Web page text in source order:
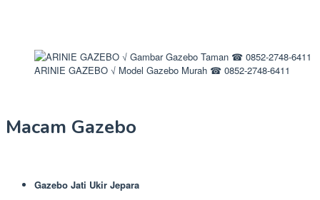
ARINIE GAZEBO √ Model Gazebo Murah ☎ 0852-2748-6411
Macam Gazebo
Gazebo Jati Ukir Jepara